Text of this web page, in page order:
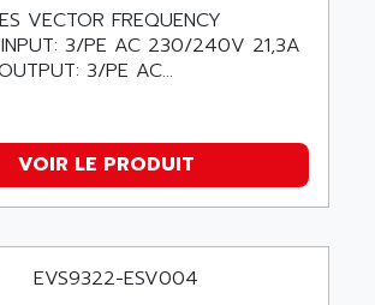
VECTOR FREQUENCY
INPUT: 3/PE AC 230/240V 21,3A
3/PE AC...
VOIR LE PRODUIT